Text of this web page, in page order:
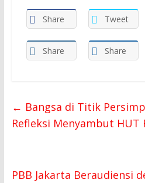
Share Tweet
Share Share
← Bangsa di Titik
Refleksi Menyambut HUT
PBB Jakarta Beraudiensi